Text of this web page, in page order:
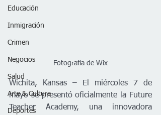
Educación
Inmigración
Crimen
Negocios
Salud
Arte & Cultura
Deportes
Fotografía de Wix
Wichita, Kansas – El miércoles 7 de
mayo se presentó oficialmente la Future
Teacher Academy, una innovadora